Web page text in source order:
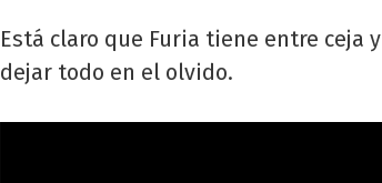
Está claro que Furia tiene entre ceja
dejar todo en el olvido.